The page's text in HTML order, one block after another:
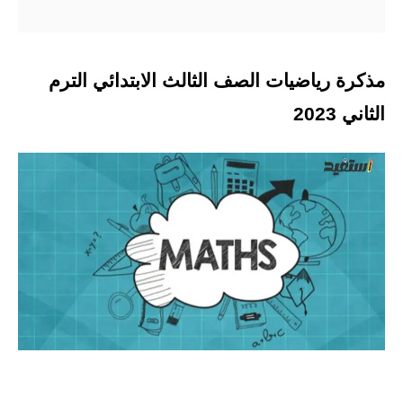
مذكرة رياضيات الصف الثالث الابتدائي الترم
الثاني 2023